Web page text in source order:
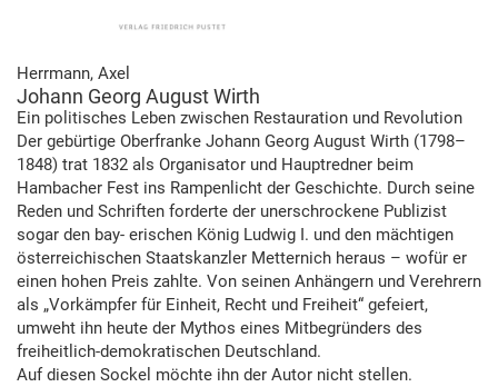
Herrmann, Axel
Johann Georg August Wirth
Ein politisches Leben zwischen Restauration und Revolution
Der gebürtige Oberfranke Johann Georg August Wirth (1798–
1848) trat 1832 als Organisator und Hauptredner beim
Hambacher Fest ins Rampenlicht der Geschichte. Durch seine
Reden und Schriften forderte der unerschrockene Publizist
sogar den bay- erischen König Ludwig I. und den mächtigen
österreichischen Staatskanzler Metternich heraus – wofür er
einen hohen Preis zahlte. Von seinen Anhängern und Verehrern
als „Vorkämpfer für Einheit, Recht und Freiheit“ gefeiert,
umweht ihn heute der Mythos eines Mitbegründers des
freiheitlich-demokratischen Deutschland.
Auf diesen Sockel möchte ihn der Autor nicht stellen.